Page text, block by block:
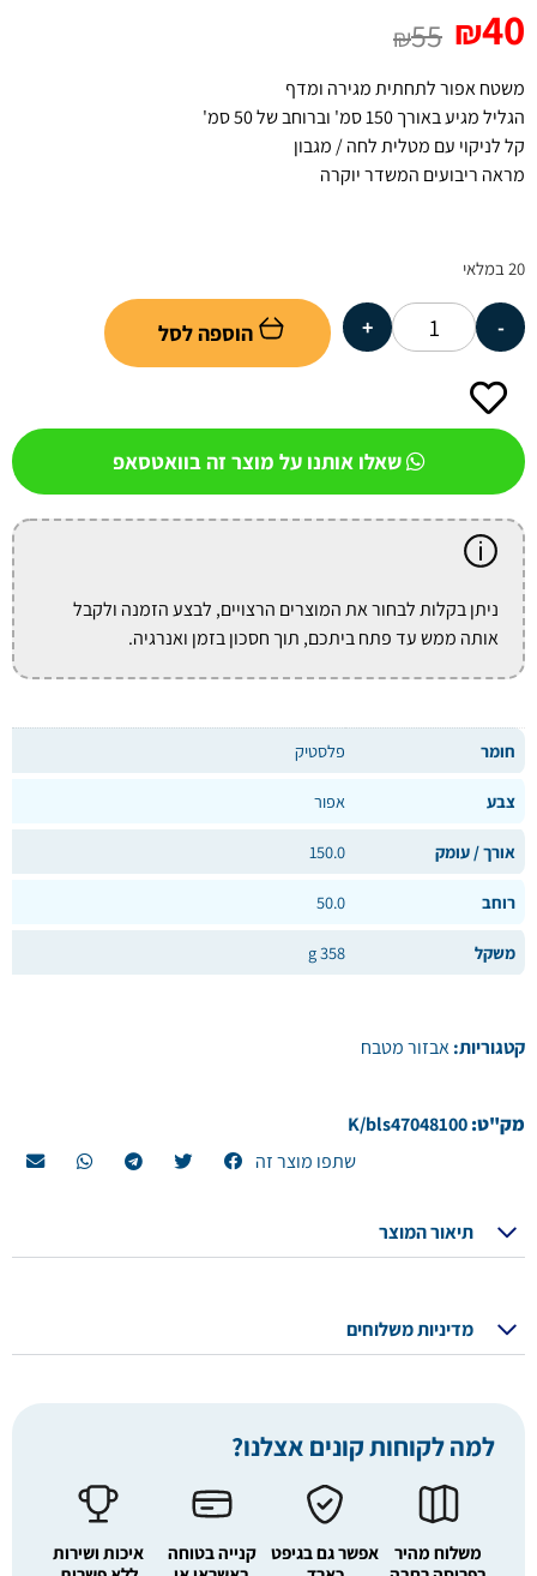
₪40
₪55
משטח אפור לתחתית מגירה ומדף
הגליל מגיע באורך 150 סמ' וברוחב של 50 סמ'
קל לניקוי עם מטלית לחה / מגבון
מראה ריבועים המשדר יוקרה
20 במלאי
הוספה לסל
שאלו אותנו על מוצר זה בוואטסאפ
ניתן בקלות לבחור את המוצרים הרצויים, לבצע הזמנה ולקבל
אותה ממש עד פתח ביתכם, תוך חסכון בזמן ואנרגיה.
חומר פלסטיק
צבע אפור
אורך / עומק 150.0
רוחב 50.0
משקל 358 g
קטגוריות:אבזור מטבח
מק"ט:K/bls47048100
שתפו מוצר זה
תיאור המוצר
מדיניות משלוחים
למה לקוחות קונים אצלנו?
משלוח מהיר
אפשר גם בגיפט
קנייה בטוחה
איכות ושירות